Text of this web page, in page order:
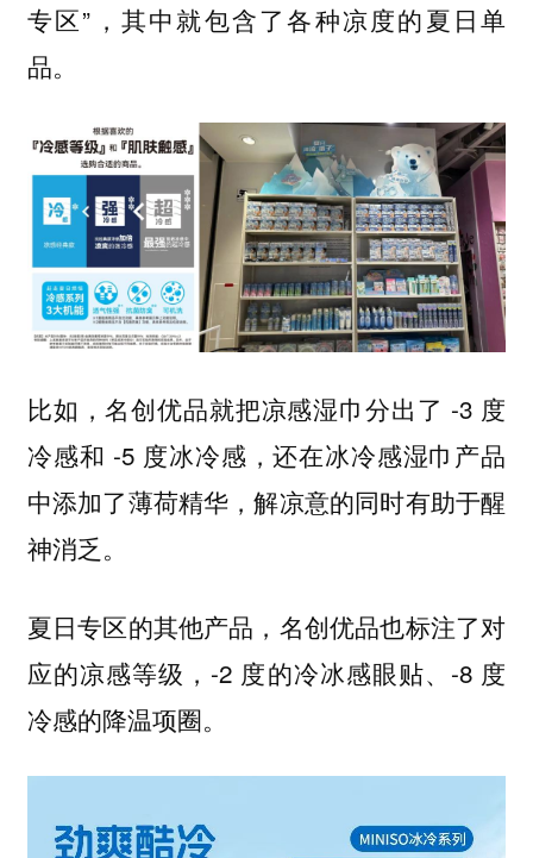
专区”，其中就包含了各种凉度的夏日单
品。
比如，名创优品就把凉感湿巾分出了 -3 度
冷感和 -5 度冰冷感，还在冰冷感湿巾产品
中添加了薄荷精华，解凉意的同时有助于醒
神消乏。
夏日专区的其他产品，名创优品也标注了对
应的凉感等级，-2 度的冷冰感眼贴、-8 度
冷感的降温项圈。